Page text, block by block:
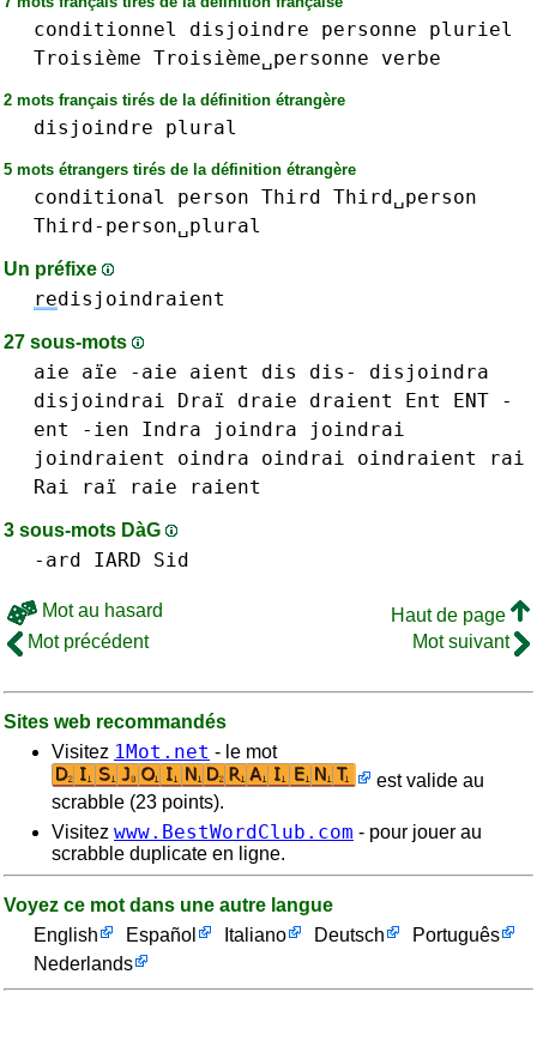
conditionnel disjoindre personne
pluriel
Troisième Troisième␣personne verbe
2 mots français tirés de la définition étrangère
disjoindre plural
5 mots étrangers tirés de la définition étrangère
conditional person Third Third␣person
Third-person␣plural
Un préfixe
redisjoindraient
27 sous-mots
aie aïe -aie aient dis dis-
disjoindra
disjoindrai
Draï draie draient
Ent ENT -
ent
-ien Indra joindra
joindrai
joindraient
oindra oindrai oindraient
rai
Rai raï
raie raient
3 sous-mots DàG
-ard IARD Sid
Mot au hasard
Haut de page
Mot précédent
Mot suivant
Sites web recommandés
Visitez 1Mot.net - le mot
est valide au
scrabble (23 points).
Visitez www.BestWordClub.com - pour jouer au
scrabble duplicate en ligne.
Voyez ce mot dans une autre langue
English
Español Italiano Deutsch
Português
Nederlands